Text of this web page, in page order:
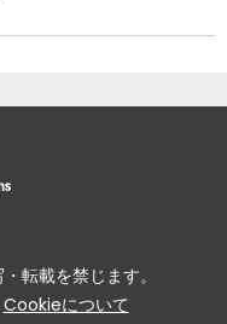
転載を禁じます。
Cookieについて